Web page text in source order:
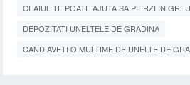
CEAIUL TE POATE AJUTA SA PIERZI IN
DEPOZITATI UNELTELE DE GRADINA
CAND AVETI O MULTIME DE UNELTE DE